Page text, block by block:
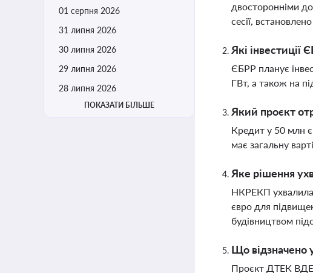
01 серпня 2026
31 липня 2026
30 липня 2026
29 липня 2026
28 липня 2026
ПОКАЗАТИ БІЛЬШЕ
двосторонніми
сесії,
Які інвестиції
ЄБРР планує
ГВт, а також на
Який проєкт
Кредит у 50 млн
має загальну
Яке рішення
НКРЕКП ухвалила
євро для
будівництвом
Що відзначено
Проєкт ДТЕК ВДЕ